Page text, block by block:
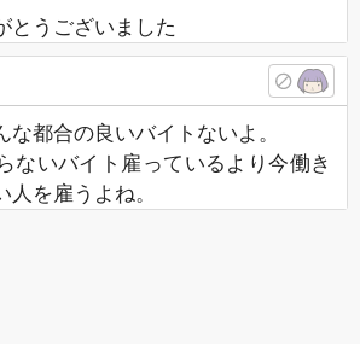
とうございました
都合の良いバイトないよ。
ないバイト雇っているより今働き
を雇うよね。